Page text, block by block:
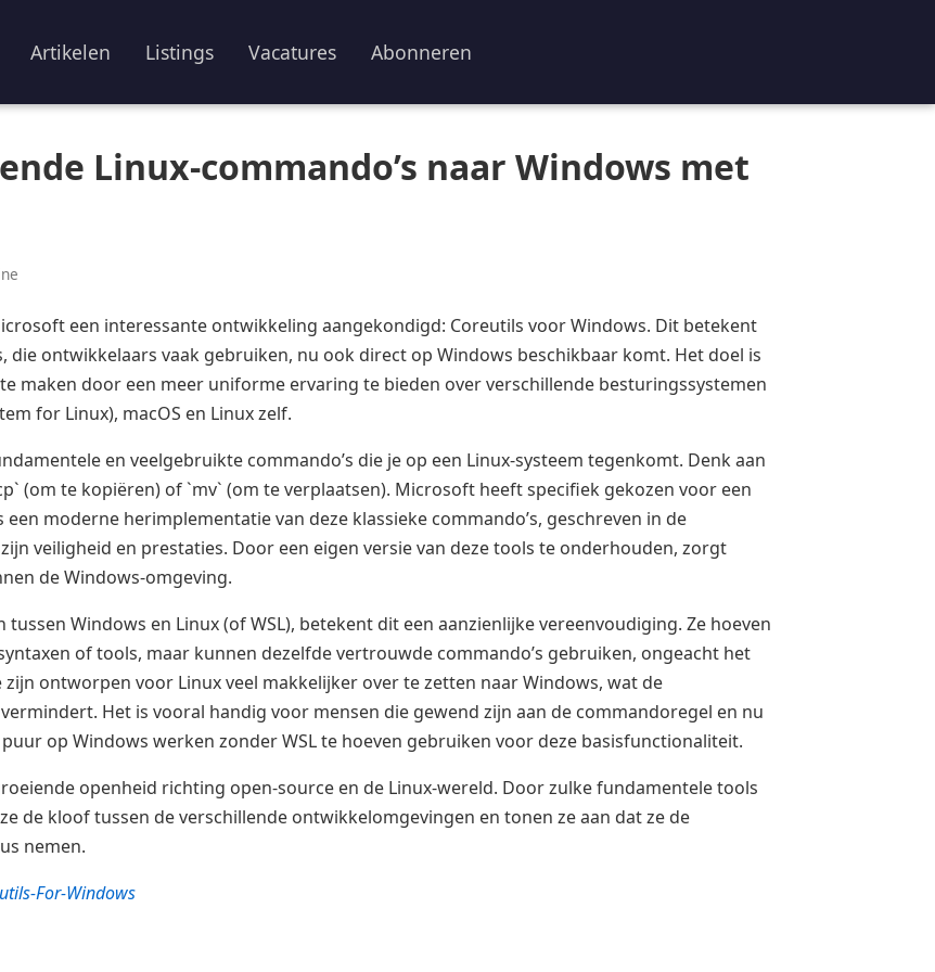
Artikelen Listings Vacatures Abonneren
Linux-commando’s naar Windows met
een interessante ontwikkeling aangekondigd: Coreutils voor Windows. Dit betekent
die ontwikkelaars vaak gebruiken, nu ook direct op Windows beschikbaar komt. Het doel is
maken door een meer uniforme ervaring te bieden over verschillende besturingssystemen
for Linux), macOS en Linux zelf.
en veelgebruikte commando’s die je op een Linux-systeem tegenkomt. Denk aan
(om te kopiëren) of `mv` (om te verplaatsen). Microsoft heeft specifiek gekozen voor een
moderne herimplementatie van deze klassieke commando’s, geschreven in de
veiligheid en prestaties. Door een eigen versie van deze tools te onderhouden, zorgt
de Windows-omgeving.
Windows en Linux (of WSL), betekent dit een aanzienlijke vereenvoudiging. Ze hoeven
of tools, maar kunnen dezelfde vertrouwde commando’s gebruiken, ongeacht het
ontworpen voor Linux veel makkelijker over te zetten naar Windows, wat de
Het is vooral handig voor mensen die gewend zijn aan de commandoregel en nu
op Windows werken zonder WSL te hoeven gebruiken voor deze basisfunctionaliteit.
openheid richting open-source en de Linux-wereld. Door zulke fundamentele tools
de kloof tussen de verschillende ontwikkelomgevingen en tonen ze aan dat ze de
nemen.
For-Windows